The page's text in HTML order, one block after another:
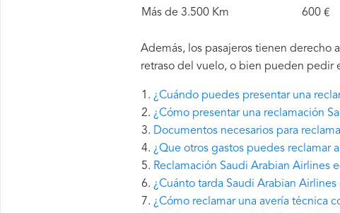
Más de 3.500 Km
600 €
Además, los pasajeros tienen derecho
retraso del vuelo, o bien pueden pedir
¿Cuándo puedes presentar una
¿Cómo presentar una reclamación
Documentos necesarios para
¿Que otros gastos puedes reclamar
Reclamación Saudi Arabian Airlines
¿Cuánto tarda Saudi Arabian
¿Cómo reclamar una avería técnica